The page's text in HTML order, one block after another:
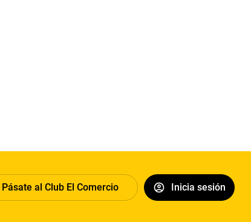
Pásate al Club El Comercio Inicia sesión